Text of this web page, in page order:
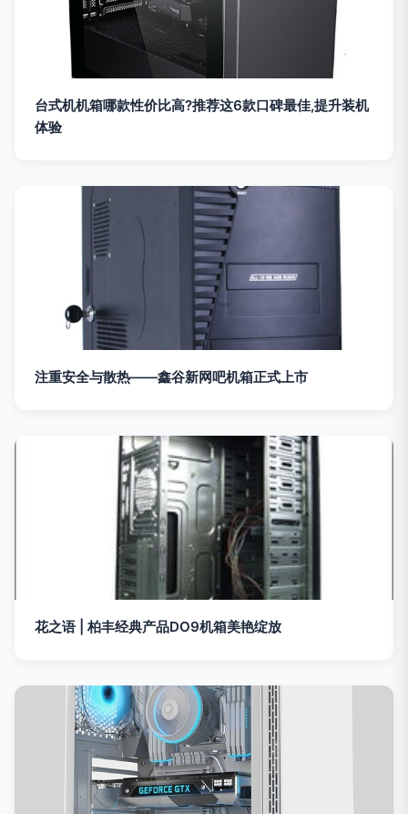
台式机机箱哪款性价比高?推荐这6款口碑最佳,提升装机
体验
注重安全与散热——鑫谷新网吧机箱正式上市
花之语 | 柏丰经典产品DO9机箱美艳绽放